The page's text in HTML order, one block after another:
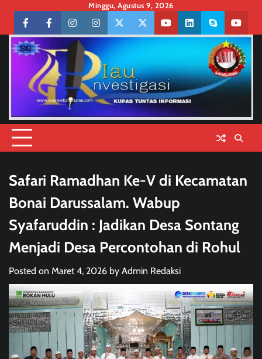
content
Minggu, Agustus 9, 2026
FacebookfacebookInstagraminstagramTwittertwitterYoutubelinkedinskype
Safari Ramadhan Ke-V di Kecamatan
Bonai Darussalam. Wabup
Syafaruddin : Jadikan Desa Sontang
Menjadi Desa Percontohan di Rohul
Posted on Maret 4, 2026 by Admin Redaksi